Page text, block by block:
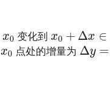
x0
x0 变化到 x0 + Δx ∈
+ Δx N
x0
x0 点处的增量为 Δy =
Δy =f